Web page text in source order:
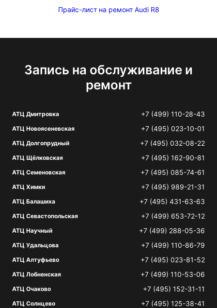
Прайс-лист на ремонт Audi R8
Запись на обслуживание и
ремонт
АТЦ Дмитровка +7 (499) 110-28-43
АТЦ Новоясеневская +7 (495) 023-10-01
АТЦ Долгопрудный +7 (495) 032-08-22
АТЦ Щёлковская +7 (495) 162-90-81
АТЦ Семеновская +7 (495) 085-74-61
АТЦ Химки +7 (495) 989-21-31
АТЦ Балашиха +7 (495) 431-63-63
АТЦ Севастопольская +7 (499) 653-72-12
АТЦ Научный +7 (499) 288-05-36
АТЦ Удальцова +7 (499) 110-86-79
АТЦ Алтуфьево +7 (495) 023-81-52
АТЦ Лобненская +7 (499) 110-53-06
АТЦ Очаково +7 (495) 152-31-11
АТЦ Солнцево +7 (495) 125-38-41